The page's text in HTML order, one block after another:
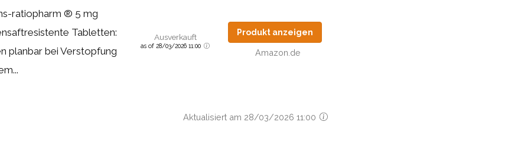
ratiopharm ® 5 mg
Tabletten:
planbar bei Verstopfung
Ausverkauft
as of 28/03/2026 11:00
Produkt anzeigen
Amazon.de
Aktualisiert am 28/03/2026 11:00